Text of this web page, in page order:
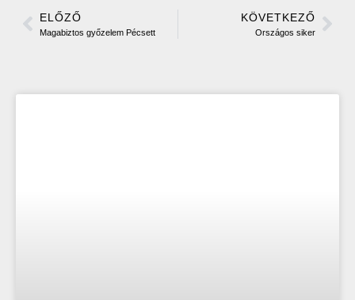
ELŐZŐ
Magabiztos győzelem Pécsett
KÖVETKEZŐ
Országos siker